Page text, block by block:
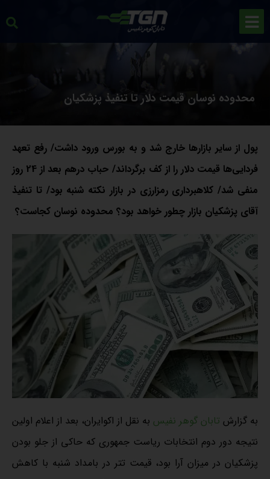
محدوده نوسان قیمت دلار تا تنفیذ پزشکیان
پول از سایر بازارها خارج شد و به بورس ورود داشت/ رفع تعهد
فردایی‌ها قیمت دلار را از کف برگرداند/ حباب درهم بعد از 24 روز
منفی شد/ کلاهبرداری رمزارزی در بازار نکته شنبه بود/ تا تنفیذ
آقای پزشکیان بازار چطور خواهد بود؟ محدوده نوسان کجاست؟
به گزارش تابان گوهر نفیس به نقل از اکوایران، بعد از اعلام اولین
نتیجه دور دوم انتخابات ریاست جمهوری که حاکی از جلو بودن
پزشکیان در میزان آرا بود، قیمت تتر در بامداد شنبه با کاهش